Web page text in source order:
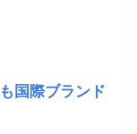
国際ブランド